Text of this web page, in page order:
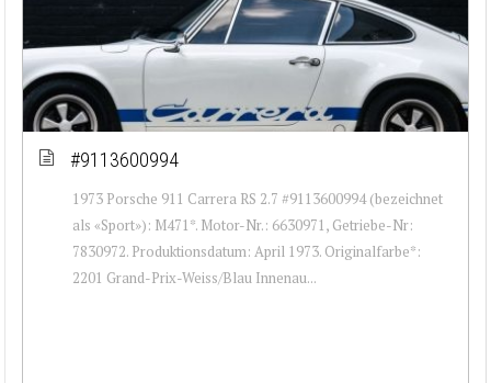
#9113600994
1973 Porsche 911 Carrera RS 2.7 #9113600994 (bezeichnet
als «Sport»): M471*. Motor-Nr.: 6630971, Getriebe-Nr:
7830972. Produktionsdatum: April 1973. Originalfarbe*:
2201 Grand-Prix-Weiss/Blau Innenau...